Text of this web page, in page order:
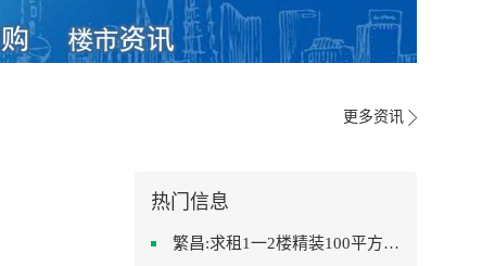
更多资讯
热门信息
繁昌:求租1一2楼精装100平方里面基本设备不要